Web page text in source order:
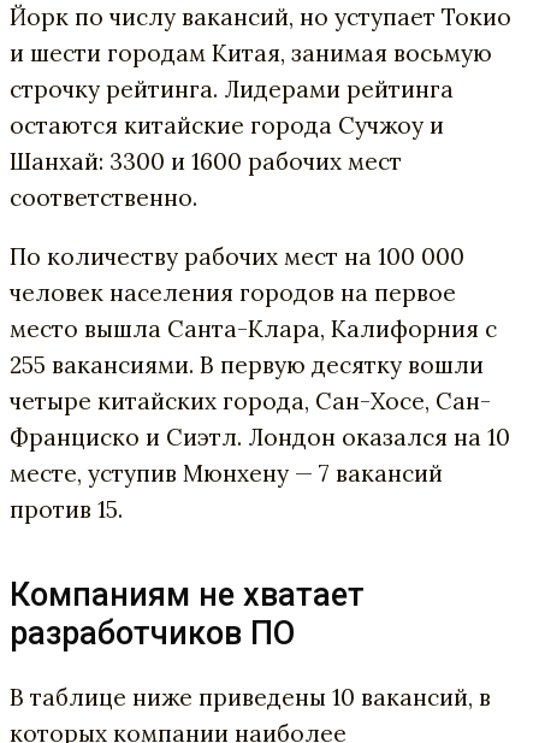
Йорк по числу вакансий, но уступает Токио
и шести городам Китая, занимая восьмую
строчку рейтинга. Лидерами рейтинга
остаются китайские города Сучжоу и
Шанхай: 3300 и 1600 рабочих мест
соответственно.
По количеству рабочих мест на 100 000
человек населения городов на первое
место вышла Санта-Клара, Калифорния с
255 вакансиями. В первую десятку вошли
четыре китайских города, Сан-Хосе, Сан-
Франциско и Сиэтл. Лондон оказался на 10
месте, уступив Мюнхену — 7 вакансий
против 15.
Компаниям не хватает
разработчиков ПО
В таблице ниже приведены 10 вакансий, в
которых компании наиболее